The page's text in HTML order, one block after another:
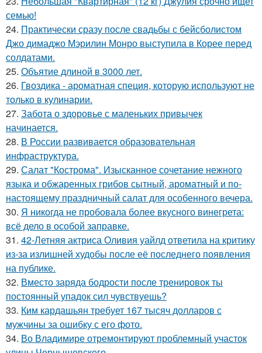
семью!
24. Практически сразу после свадьбы с бейсболистом
Джо димаджо Мэрилин Монро выступила в Корее перед
солдатами.
25. Объятие длиной в 3000 лет.
26. Гвоздика - ароматная специя, которую используют не
только в кулинарии.
27. Забота о здоровье с маленьких привычек
начинается.
28. В России развивается образовательная
инфраструктура.
29. Салат "Кострома". Изысканное сочетание нежного
языка и обжаренных грибов сытный, ароматный и по-
настоящему праздничный салат для особенного вечера.
30. Я никогда не пробовала более вкусного винегрета:
всё дело в особой заправке.
31. 42-Летняя актриса Оливия уайлд ответила на критику
из-за излишней худобы после её последнего появления
на публике.
32. Вместо заряда бодрости после тренировок ты
постоянный упадок сил чувствуешь?
33. Ким кардашьян требует 167 тысяч долларов с
мужчины за ошибку с его фото.
34. Во Владимире отремонтируют проблемный участок